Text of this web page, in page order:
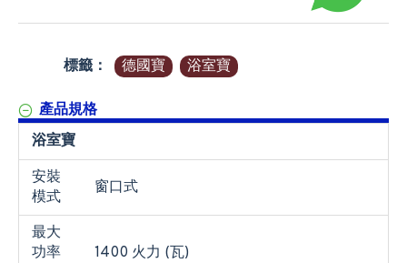
標籤： 德國寶 浴室寶
產品規格
浴室寶
安裝
模式
窗口式
最大
功率
1400 火力 (瓦)